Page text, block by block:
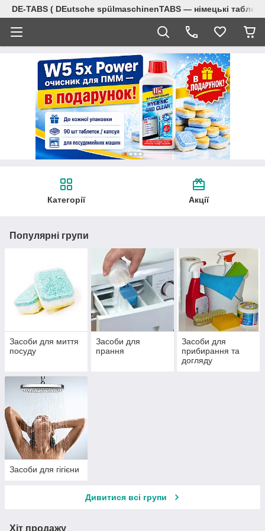
DE-TABS ( DEutsche spülmaschinenTABS ― німецькі
Категорії Акції
Популярні групи
Засоби для миття
посуду
Засоби для
прання
Засоби для
прибирання та
догляду
Засоби для гігієни
Дивитися всі групи
Хіт продажу